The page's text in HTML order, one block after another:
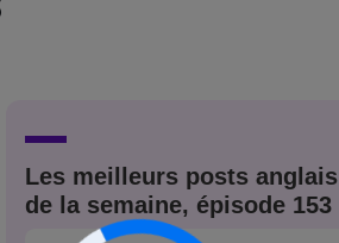
Les meilleurs posts anglais
de la semaine, épisode 153
?